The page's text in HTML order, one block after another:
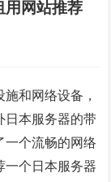
用网站推荐
和网络设备，
日本服务器的带
一个流畅的网络
一个日本服务器